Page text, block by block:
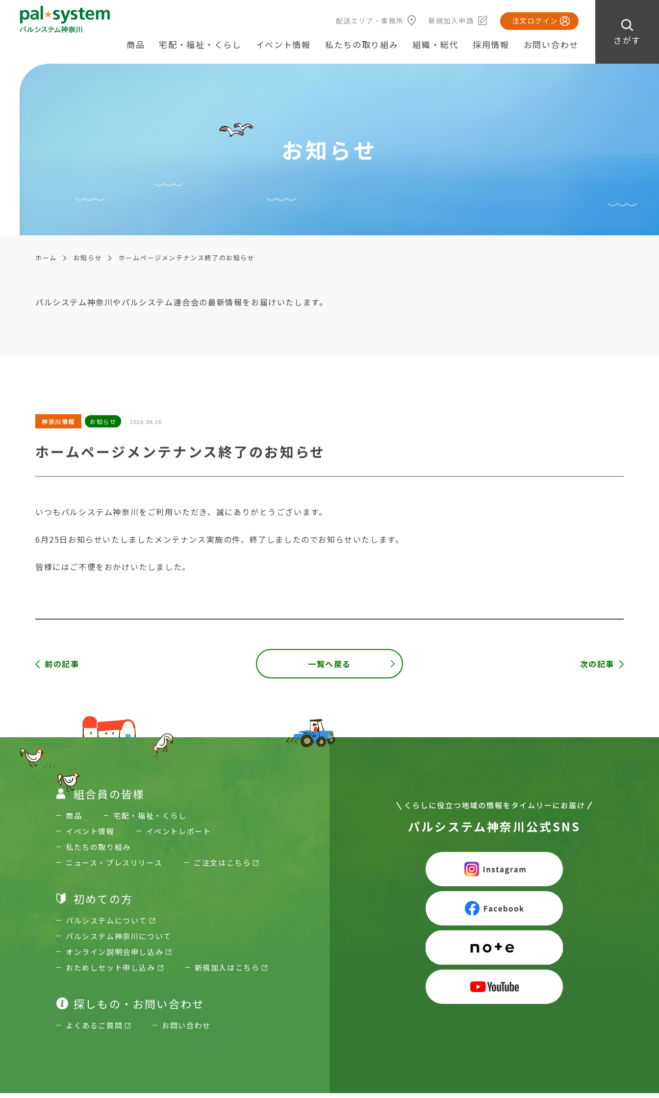
さがす
配送エリア・事務所 新規加入申請 注文ログイン
商品 宅配・福祉・くらし イベント情報 私たちの取り組み 組織・総代 採用情報 お問い合わせ
お知らせ
ホーム お知らせ ホームページメンテナンス終了のお知らせ
パルシステム神奈川やパルシステム連合会の最新情報をお届けいたします。
神奈川情報 お知らせ 2026.06.26
ホームページメンテナンス終了のお知らせ
いつもパルシステム神奈川をご利用いただき、誠にありがとうございます。
6月25日お知らせいたしましたメンテナンス実施の件、終了しましたのでお知らせいたします。
皆様にはご不便をおかけいたしました。
前の記事 次の記事
一覧へ戻る
組合員の皆様
商品
宅配・福祉・くらし
イベント情報
イベントレポート
私たちの取り組み
ニュース・プレスリリース
ご注文はこちら
初めての方
パルシステムについて
パルシステム神奈川について
オンライン説明会申し込み
おためしセット申し込み
新規加入はこちら
探しもの・お問い合わせ
よくあるご質問 お問い合わせ
パルシステム神奈川公式SNS